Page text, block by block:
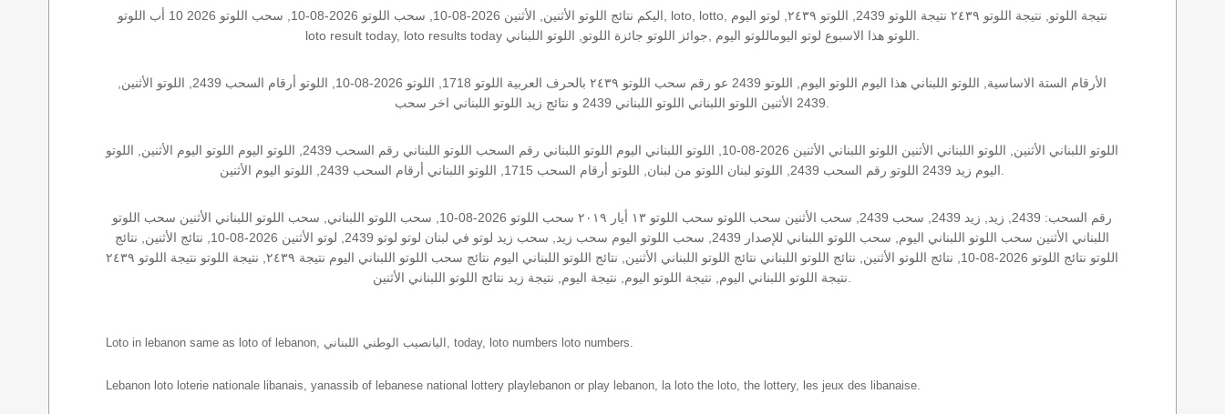
اليكم نتائج اللوتو الأثنين, الأثنين 2026-08-10, سحب اللوتو 2026-08-10, سحب اللوتو 2026 10 أب اللوتو, loto, lotto, نتيجة اللوتو, نتيجة اللوتو ٢٤٣٩ نتيجة اللوتو 2439, اللوتو ٢٤٣٩, لوتو اليوم
الأرقام الستة الاساسية, اللوتو اللبناني هذا اليوم اللوتو اليوم, اللوتو 2439 عو رقم سحب اللوتو ٢٤٣٩ بالحرف العربية اللوتو 1718, اللوتو 2026-08-10, اللوتو أرقام السحب 2439, اللوتو الأثنين,
اللوتو اللبناني الأثنين, اللوتو اللبناني الأثنين اللوتو اللبناني الأثنين 2026-08-10, اللوتو اللبناني اليوم اللوتو اللبناني رقم السحب اللوتو اللبناني رقم السحب 2439, اللوتو اليوم اللوتو اليوم الأثنين, اللوتو
رقم السحب: 2439, زيد, زيد 2439, سحب 2439, سحب الأثنين سحب اللوتو سحب اللوتو ١٣ أيار ٢٠١٩ سحب اللوتو 2026-08-10, سحب اللوتو اللبناني, سحب اللوتو اللبناني الأثنين سحب اللوتو
اللبناني الأثنين سحب اللوتو اللبناني اليوم, سحب اللوتو اللبناني للإصدار 2439, سحب اللوتو اليوم سحب زيد, سحب زيد لوتو في لبنان لوتو لوتو 2439, لوتو الأثنين 2026-08-10, نتائج الأثنين, نتائج
اللوتو نتائج اللوتو 2026-08-10, نتائج اللوتو الأثنين, نتائج اللوتو اللبناني نتائج اللوتو اللبناني الأثنين, نتائج اللوتو اللبناني اليوم نتائج سحب اللوتو اللبناني اليوم نتيجة ٢٤٣٩, نتيجة اللوتو نتيجة اللوتو ٢٤٣٩
Loto in lebanon same as loto of lebanon, اليانصيب الوطني اللبناني, today, loto numbers loto numbers.
Lebanon loto loterie nationale libanais, yanassib of lebanese national lottery playlebanon or play lebanon, la loto the loto, the lottery, les jeux des libanaise.